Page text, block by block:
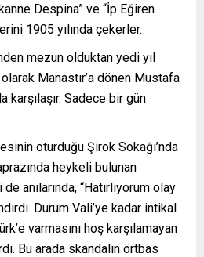
Despina” ve “İp Eğiren
1905 yılında çekerler.
mezun olduktan yedi yıl
olarak Manastır’a dönen Mustafa
karşılaşır. Sadece bir gün
oturduğu Şirok Sokağı’nda
heykeli bulunan
anılarında, “Hatırlıyorum olay
Durum Vali’ye kadar intikal
varmasını hoş karşılamayan
Bu arada skandalın örtbas